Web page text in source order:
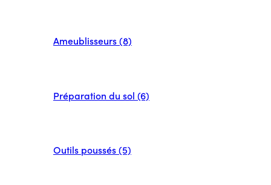
Ameublisseurs (8)
Préparation du sol (6)
Outils poussés (5)